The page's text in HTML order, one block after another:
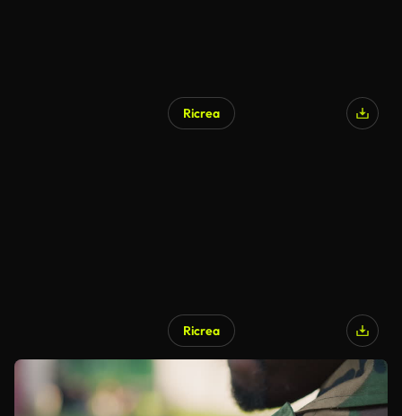
Ricrea
Ricrea